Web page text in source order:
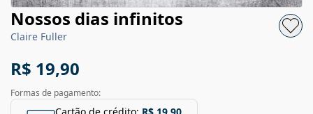
Nossos dias infinitos
Claire Fuller
R$ 19,90
Formas de pagamento: